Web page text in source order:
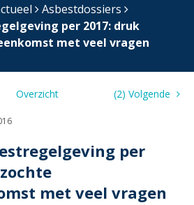
Asbestdossiers
per 2017: druk
met veel vragen
Overzicht (2) Volgende
per
met veel vragen